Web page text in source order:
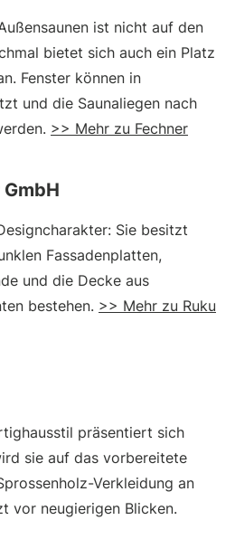
ist nicht auf den
bietet sich auch ein Platz
Fenster können in
und die Saunaliegen nach
>> Mehr zu Fechner
Sie besitzt
Fassadenplatten,
und die Decke aus
bestehen. >> Mehr zu Ruku
präsentiert sich
sie auf das vorbereitete
Verkleidung an
vor neugierigen Blicken.